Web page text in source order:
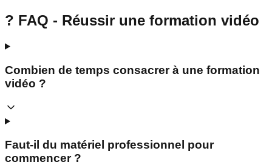
? FAQ - Réussir une formation vidéo
Combien de temps consacrer à une formation
vidéo ?
Faut-il du matériel professionnel pour
commencer ?